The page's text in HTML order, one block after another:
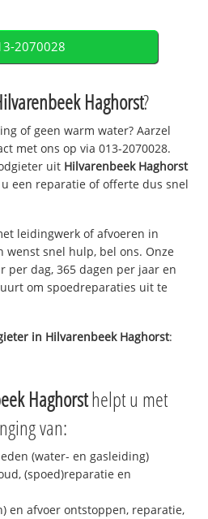
2070028
Haghorst?
of geen warm water? Aarzel
met ons op via 013-2070028.
uit Hilvarenbeek Haghorst
een reparatie of offerte dus snel
leidingwerk of afvoeren in
wenst snel hulp, bel ons. Onze
per dag, 365 dagen per jaar en
om spoedreparaties uit te
in Hilvarenbeek Haghorst:
Haghorsthelpt u met
van:
(water- en gasleiding)
(spoed)reparatie en
en afvoer ontstoppen, reparatie,